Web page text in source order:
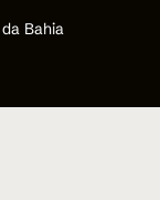
Bahia